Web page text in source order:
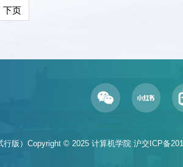
下页
行版）Copyright © 2025 计算机学院沪交ICP备